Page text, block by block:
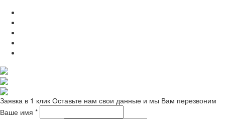
Заявка в 1 клик Оставьте нам свои данные и мы Вам перезвоним
Ваше имя *